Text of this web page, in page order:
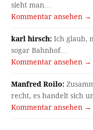
sieht man…
Kommentar ansehen →
karl hirsch: Ich glaub,
sogar Bahnhof…
Kommentar ansehen →
Manfred Roilo:
recht, es handelt sich
Kommentar ansehen →